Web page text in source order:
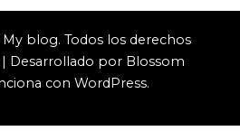
My blog. Todos los derechos
| Desarrollado por Blossom
con WordPress.